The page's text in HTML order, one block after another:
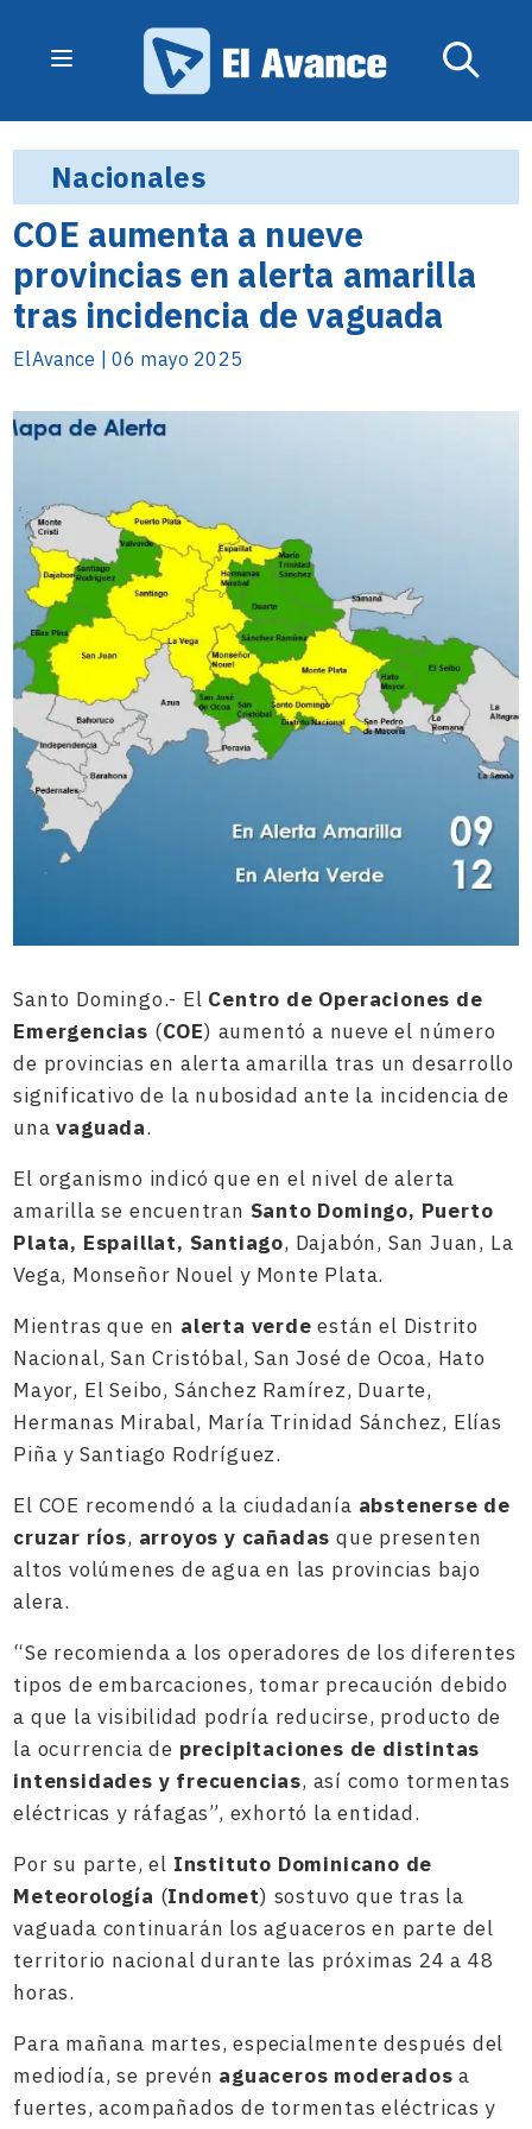
Nacionales
COE aumenta a nueve
provincias en alerta amarilla
tras incidencia de vaguada
ElAvance | 06 mayo 2025
Santo Domingo.- El Centro de Operaciones de
Emergencias (COE) aumentó a nueve el número
de provincias en alerta amarilla tras un desarrollo
significativo de la nubosidad ante la incidencia de
una vaguada.
El organismo indicó que en el nivel de alerta
amarilla se encuentran Santo Domingo, Puerto
Plata, Espaillat, Santiago, Dajabón, San Juan, La
Vega, Monseñor Nouel y Monte Plata.
Mientras que en alerta verde están el Distrito
Nacional, San Cristóbal, San José de Ocoa, Hato
Mayor, El Seibo, Sánchez Ramírez, Duarte,
Hermanas Mirabal, María Trinidad Sánchez, Elías
Piña y Santiago Rodríguez.
El COE recomendó a la ciudadanía abstenerse de
cruzar ríos, arroyos y cañadas que presenten
altos volúmenes de agua en las provincias bajo
alera.
“Se recomienda a los operadores de los diferentes
tipos de embarcaciones, tomar precaución debido
a que la visibilidad podría reducirse, producto de
la ocurrencia de precipitaciones de distintas
intensidades y frecuencias, así como tormentas
eléctricas y ráfagas”, exhortó la entidad.
Por su parte, el Instituto Dominicano de
Meteorología (Indomet) sostuvo que tras la
vaguada continuarán los aguaceros en parte del
territorio nacional durante las próximas 24 a 48
horas.
Para mañana martes, especialmente después del
mediodía, se prevén aguaceros moderadosa
fuertes, acompañados de tormentas eléctricas y